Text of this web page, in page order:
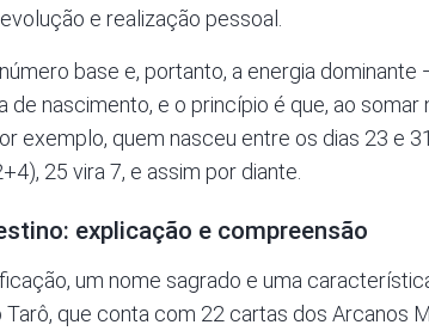
e realização pessoal.
base e, portanto, a energia dominante
nascimento, e o princípio é que, ao somar
exemplo, quem nasceu entre os dias 23 e
25 vira 7, e assim por diante.
explicação e compreensão
um nome sagrado e uma
que conta com 22 cartas dos Arcanos